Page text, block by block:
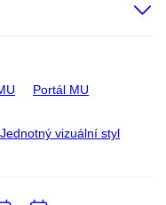
Portál MU
Jednotný vizuální styl